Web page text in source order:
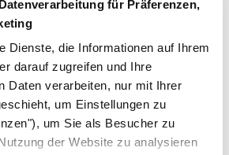
für Präferenzen,
Dienste, die Informationen auf Ihrem
darauf zugreifen und Ihre
Daten verarbeiten, nur mit Ihrer
um Einstellungen zu
um Sie als Besucher zu
der Website zu analysieren